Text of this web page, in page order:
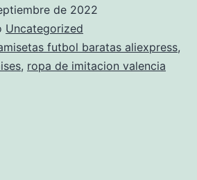
croacia
de 2022
Uncategorized
futbol baratas aliexpress,
, ropa de imitacion valencia